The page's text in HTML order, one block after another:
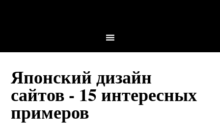
Японский дизайн
сайтов - 15 интересных
примеров